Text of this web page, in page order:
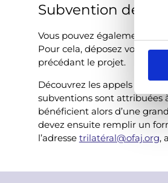
l
c
t
n
d
u
c
Subvention des
Vous pouvez également
Pour cela, déposez votre
précédant le projet.
Découvrez les appels à
subventions sont attribuées
bénéficient alors d’une
devez ensuite remplir un
l’adresse trilatéral@ofaj.org,